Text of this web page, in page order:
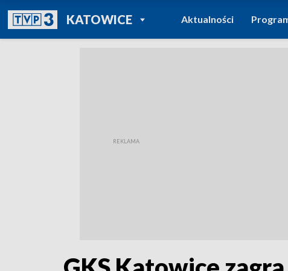
KATOWICEPOWRÓT DO
TVP REGIONY
Aktualności